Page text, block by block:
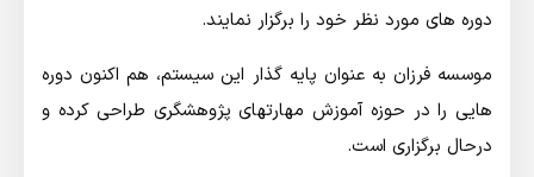
دوره های مورد نظر خود را برگزار نمایند.
موسسه فرزان به عنوان پایه گذار این سیستم، هم اکنون دوره
هایی را در حوزه آموزش مهارتهای پژوهشگری طراحی کرده و
درحال برگزاری است.